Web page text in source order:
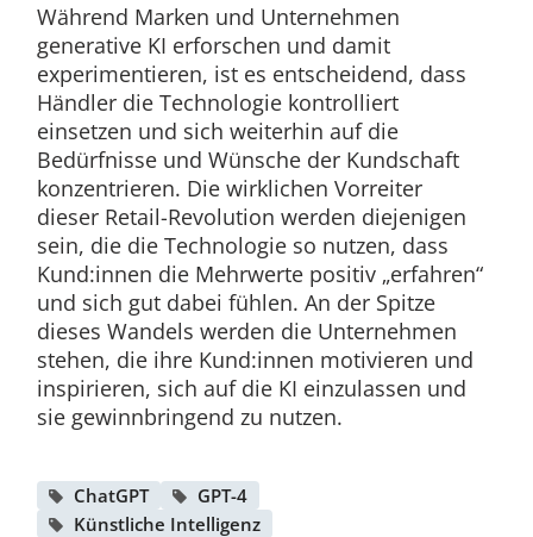
Während Marken und Unternehmen
generative KI erforschen und damit
experimentieren, ist es entscheidend, dass
Händler die Technologie kontrolliert
einsetzen und sich weiterhin auf die
Bedürfnisse und Wünsche der Kundschaft
konzentrieren. Die wirklichen Vorreiter
dieser Retail-Revolution werden diejenigen
sein, die die Technologie so nutzen, dass
Kund:innen die Mehrwerte positiv „erfahren“
und sich gut dabei fühlen. An der Spitze
dieses Wandels werden die Unternehmen
stehen, die ihre Kund:innen motivieren und
inspirieren, sich auf die KI einzulassen und
sie gewinnbringend zu nutzen.
ChatGPT
GPT-4
Künstliche Intelligenz